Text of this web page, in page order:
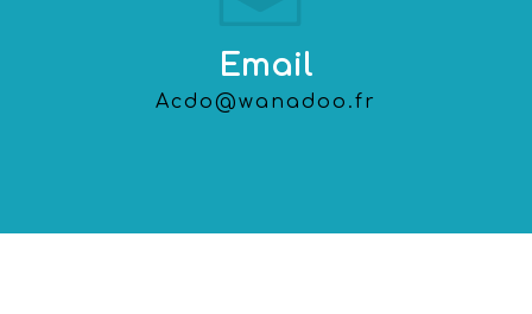
Email
acdo@wanadoo.fr